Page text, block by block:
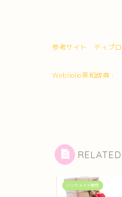
参考サイト ディプロ
Ｗebliolio英和辞典：
ハンドメイド販売